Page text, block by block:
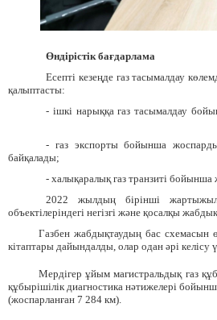
Өндірістік бағдарлама
Есепті кезеңде газ тасымалдау көлем
қалыптасты:
- ішкі нарыққа газ тасымалдау
- газ экспорты бойынша
байқалады;
-халықаралық газ транзиті
2022 жылдың бірінші
объектілеріндегі негізгі және қосалқы
Газбен жабдықтаудың бас схемасын
кітаптары дайындалды, олар одан әрі келісу
Мердігер ұйым магистральдық газ
құбырішілік диагностика нәтижелері
(жоспарланған 7 284 км).